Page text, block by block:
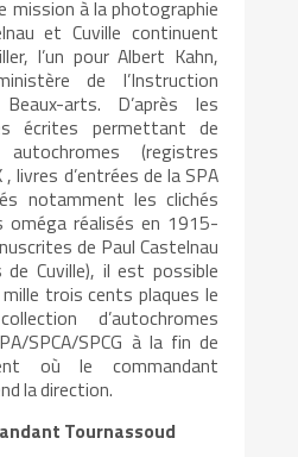
mission à la photographie
et Cuville continuent
l’un pour Albert Kahn,
de l’Instruction
arts. D’après les
écrites permettant de
(registres
livres d’entrées de la SPA
notamment les clichés
oméga réalisés en 1915-
de Paul Castelnau
Cuville), il est possible
trois cents plaques le
d’autochromes
SPCA/SPCG à la fin de
où le commandant
la direction.
Tournassoud